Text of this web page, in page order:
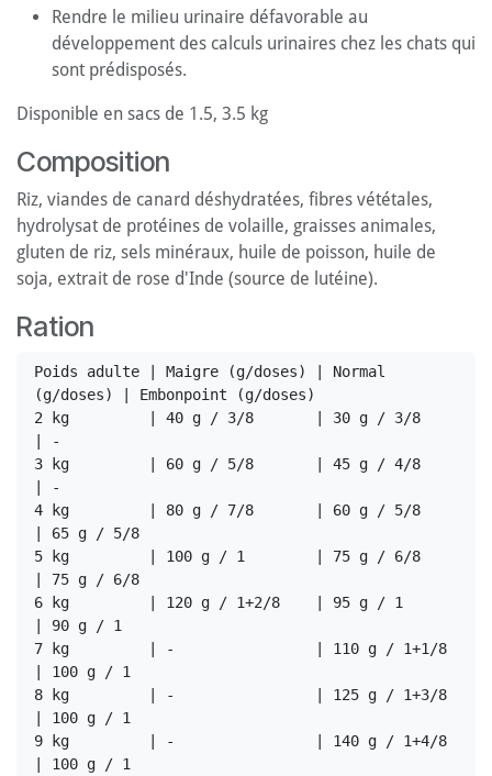
Rendre le milieu urinaire défavorable au
développement des calculs urinaires chez les chats qui
sont prédisposés.
Disponible en sacs de 1.5, 3.5 kg
Composition
Riz, viandes de canard déshydratées, fibres vététales,
hydrolysat de protéines de volaille, graisses animales,
gluten de riz, sels minéraux, huile de poisson, huile de
soja, extrait de rose d'Inde (source de lutéine).
Ration
Poids adulte | Maigre (g/doses) | Normal
(g/doses) | Embonpoint (g/doses)
2 kg         | 40 g / 3/8       | 30 g / 3/8
| -
3 kg         | 60 g / 5/8       | 45 g / 4/8
| -
4 kg         | 80 g / 7/8       | 60 g / 5/8
| 65 g / 5/8
5 kg         | 100 g / 1        | 75 g / 6/8
| 75 g / 6/8
6 kg         | 120 g / 1+2/8    | 95 g / 1
| 90 g / 1
7 kg         | -                | 110 g / 1+1/8
| 100 g / 1
8 kg         | -                | 125 g / 1+3/8
| 100 g / 1
9 kg         | -                | 140 g / 1+4/8
| 100 g / 1